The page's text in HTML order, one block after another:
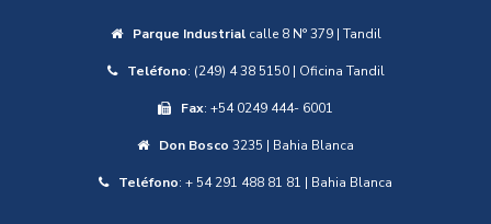
Parque Industrialcalle 8 N° 379 | Tandil
Teléfono: (249) 4 38 5150 | Oficina Tandil
Fax: +54 0249 444- 6001
Don Bosco 3235 | Bahia Blanca
Teléfono: + 54 291 488 81 81 | Bahia Blanca